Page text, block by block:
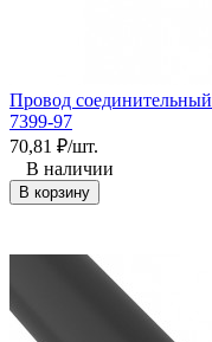
Провод
7399-97
70,81 ₽/шт.
В наличии
В корзину